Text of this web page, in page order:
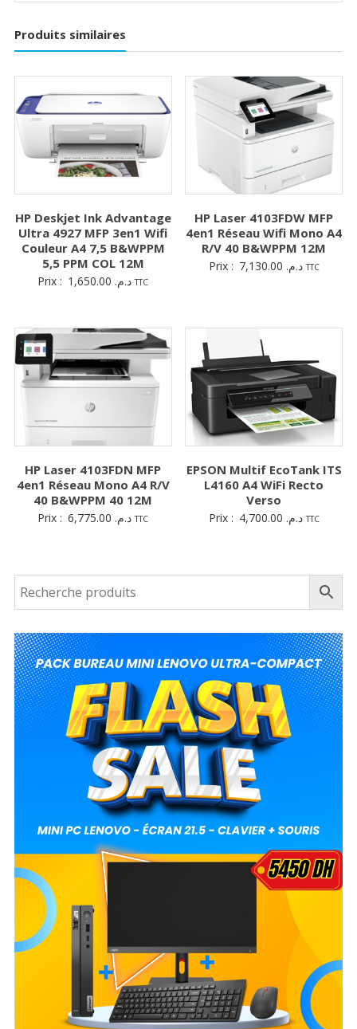
Produits similaires
HP Deskjet Ink Advantage
Ultra 4927 MFP 3en1 Wifi
Couleur A4 7,5 B&WPPM
5,5 PPM COL 12M
Prix : د.م. TTC
HP Laser 4103FDW MFP
4en1 Réseau Wifi Mono A4
R/V 40 B&WPPM 12M
Prix : د.م. TTC
HP Laser 4103FDN MFP
4en1 Réseau Mono A4 R/V
40 B&WPPM 40 12M
Prix : د.م. TTC
EPSON Multif EcoTank ITS
L4160 A4 WiFi Recto
Verso
Prix : د.م. TTC